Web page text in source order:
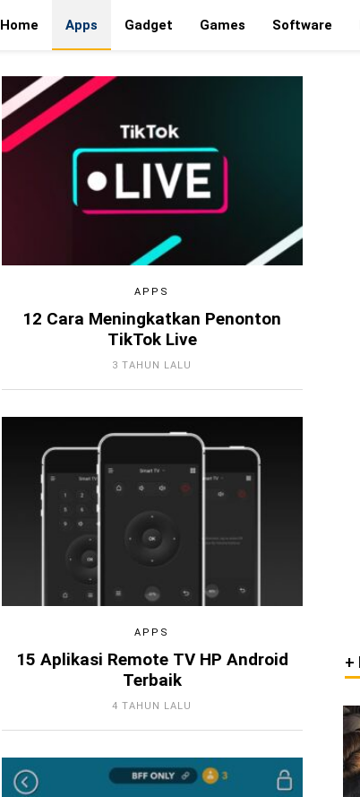
Home Apps Gadget Games Software
APPS
12 Cara Meningkatkan Penonton
TikTok Live
3 TAHUN LALU
APPS
15 Aplikasi Remote TV HP Android
Terbaik
4 TAHUN LALU